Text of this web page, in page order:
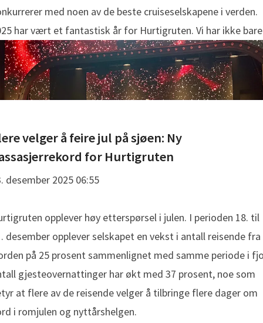
med noen av de beste cruiseselskapene i verden.
har vært et fantastisk år for Hurtigruten. Vi har ikke
velger å feire jul på sjøen: Ny
for Hurtigruten
desember 2025 06:55
opplever høy etterspørsel i julen. I perioden 18. til
desember opplever selskapet en vekst i antall reisende fra
på 25 prosent sammenlignet med samme periode i
gjesteovernattinger har økt med 37 prosent, noe som
at flere av de reisende velger å tilbringe flere dager om
i romjulen og nyttårshelgen.